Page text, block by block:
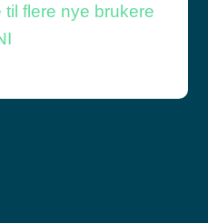
flere nye brukere